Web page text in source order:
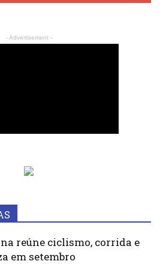
- Advertisement -
reúne ciclismo, corrida e
em setembro